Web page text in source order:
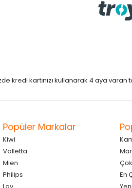
kredi kartınızı kullanarak 4 aya varan
Popüler Markalar
Kiwi
Valletta
Mien
Philips
Lav
En